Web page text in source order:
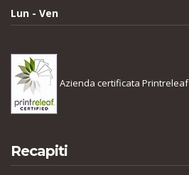
Lun - Ven
Azienda certificata Printreleaf
Recapiti